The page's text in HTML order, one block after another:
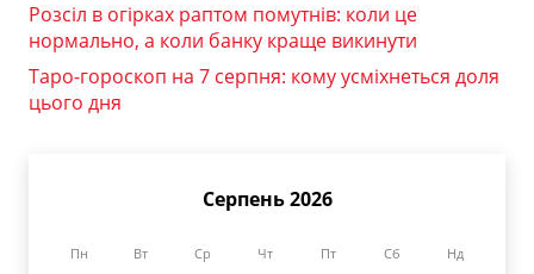
Розсіл в огірках раптом помутнів: коли це
нормально, а коли банку краще викинути
Таро-гороскоп на 7 серпня: кому усміхнеться доля
цього дня
Серпень 2026
Пн Вт Ср Чт Пт Сб Нд